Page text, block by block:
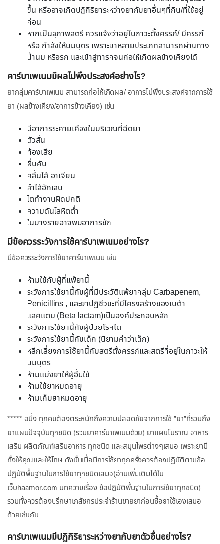
ขึ้น หรืออาจเกิดปฏิกิริยาระหว่างยากับยาอื่นๆที่กิน/ที่ใช้อยู่
ก่อน
หากเป็นสุภาพสตรี ควรแจ้งว่าอยู่ในภาวะตั้งครรภ์/ มีครรภ์
หรือ กำลังให้นมบุตร เพราะยาหลายประเภทสามารถผ่านทาง
น้ำนม หรือรก และเข้าสู่ทารกจนก่อให้เกิดผลข้างเคียงได้
คาร์บาเพเนมมีผลไม่พึงประสงค์อย่างไร?
ยากลุ่มคาร์บาเพเนม สามารถก่อให้เกิดผล/ อาการไม่พึงประสงค์จากการใช้
ยา (ผลข้างเคียง/อาการข้างเคียง) เช่น
มีอาการระคายเคืองในบริเวณที่ฉีดยา
ตัวสั่น
ท้องเสีย
ผื่นคัน
คลื่นไส้-อาเจียน
ลำไส้อักเสบ
ไตทำงานผิดปกติ
ความดันโลหิตต่ำ
ในบางรายอาจพบอาการชัก
มีข้อควรระวังการใช้คาร์บาเพเนมอย่างไร?
มีข้อควรระวังการใช้ยาคาร์บาเพเนม เช่น
ห้ามใช้กับผู้ที่แพ้ยานี้
ระวังการใช้ยานี้กับผู้ที่มีประวัติแพ้ยากลุ่ม Carbapenem,
Penicillins , และยาปฏิชีวนะที่มีโครงสร้างของเบต้า-
แลคแตม (Beta lactam)เป็นองค์ประกอบหลัก
ระวังการใช้ยานี้กับผู้ป่วยโรคไต
ระวังการใช้ยานี้กับเด็ก (นิยามคำว่าเด็ก)
หลีกเลี่ยงการใช้ยานี้กับสตรีตั้งครรภ์และสตรีที่อยู่ในภาวะให้
นมบุตร
ห้ามแบ่งยาให้ผู้อื่นใช้
ห้ามใช้ยาหมดอายุ
ห้ามเก็บยาหมดอายุ
***** อนึ่ง ทุกคนต้องตระหนักถึงความปลอดภัยจากการใช้ ”ยา”ที่รวมถึง
ยาแผนปัจจุบันทุกชนิด (รวมยาคาร์บาเพเนมด้วย) ยาแผนโบราณ อาหาร
เสริม ผลิตภัณฑ์เสริมอาหาร ทุกชนิด และสมุนไพรต่างๆเสมอ เพราะยามี
ทั้งให้คุณและให้โทษ ดังนั้นเมื่อมีการใช้ยาทุกครั้งควรต้องปฏิบัติตามข้อ
ปฏิบัติพื้นฐานในการใช้ยาทุกชนิดเสมอ(อ่านเพิ่มเติมได้ใน
เว็บhaamor.com บทความเรื่อง ข้อปฏิบัติพื้นฐานในการใช้ยาทุกชนิด)
รวมทั้งควรต้องปรึกษาเภสัชกรประจำร้านขายยาก่อนซื้อยาใช้เองเสมอ
ด้วยเช่นกัน
คาร์บาเพเนมมีปฏิกิริยาระหว่างยากับยาตัวอื่นอย่างไร?